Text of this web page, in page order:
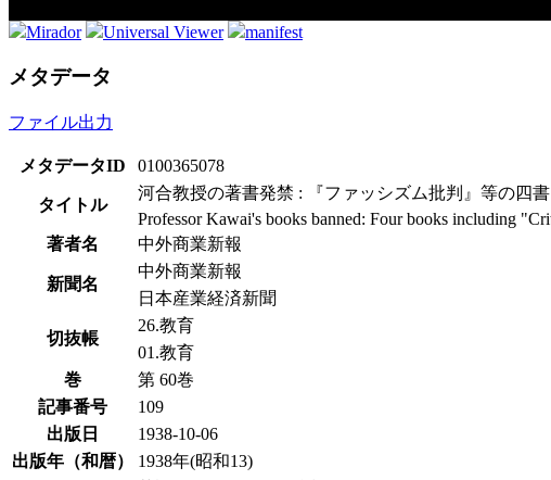
Mirador Universal Viewer manifest
メタデータ
ファイル出力
メタデータID 0100365078
タイトル
河合教授の著書発禁 : 『ファッシズム批判』等の四
Professor Kawai's books banned: Four books including
著者名
中外商業新報
新聞名
中外商業新報
日本産業経済新聞
切抜帳
26.教育
01.教育
巻
第 60巻
記事番号
109
出版日
1938-10-06
出版年（和暦）
1938年(昭和13)